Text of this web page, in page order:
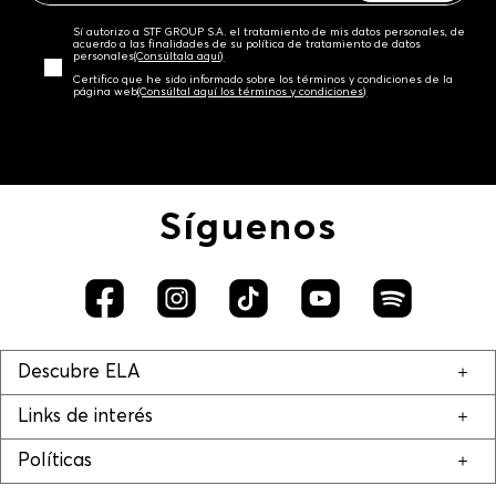
Sí autorizo a STF GROUP S.A. el tratamiento de mis datos personales, de
acuerdo a las finalidades de su política de tratamiento de datos
personales‎(Consúltala aquí)
Certifico que he sido informado sobre los términos y condiciones de la
página web‎(Consúltal aquí los términos y condiciones)
Síguenos
Descubre ELA
Links de interés
Políticas